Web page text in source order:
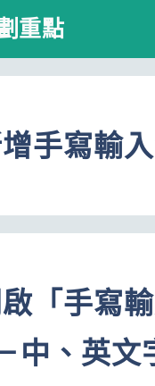
重點
手寫輸
「手寫
中、英文